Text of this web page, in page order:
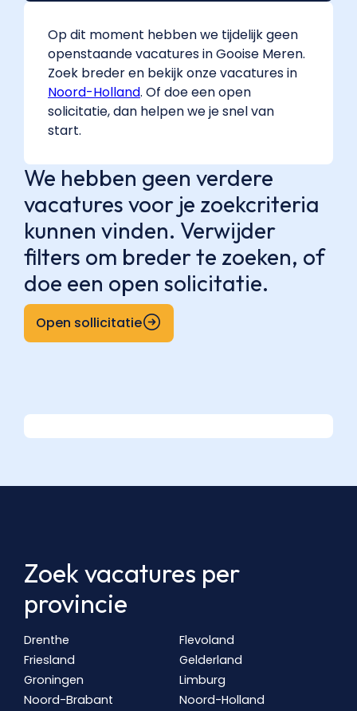
Op dit moment hebben we tijdelijk geen
openstaande vacatures in Gooise Meren.
Zoek breder en bekijk onze vacatures in
Noord-Holland. Of doe een open
solicitatie, dan helpen we je snel van
start.
We hebben geen verdere
vacatures voor je zoekcriteria
kunnen vinden. Verwijder
filters om breder te zoeken, of
doe een open solicitatie.
Open sollicitatie
Zoek vacatures per
provincie
Drenthe
Flevoland
Friesland
Gelderland
Groningen
Limburg
Noord-Brabant
Noord-Holland